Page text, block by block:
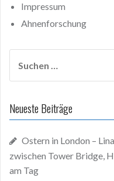
Impressum
Ahnenforschung
nach:
Neueste Beiträge
Ostern in London –
zwischen Tower Bridge,
am Tag